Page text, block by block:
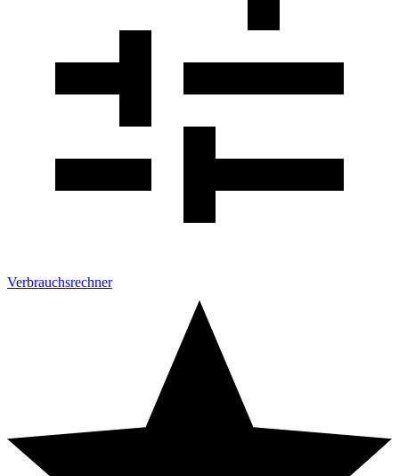
Verbrauchsrechner